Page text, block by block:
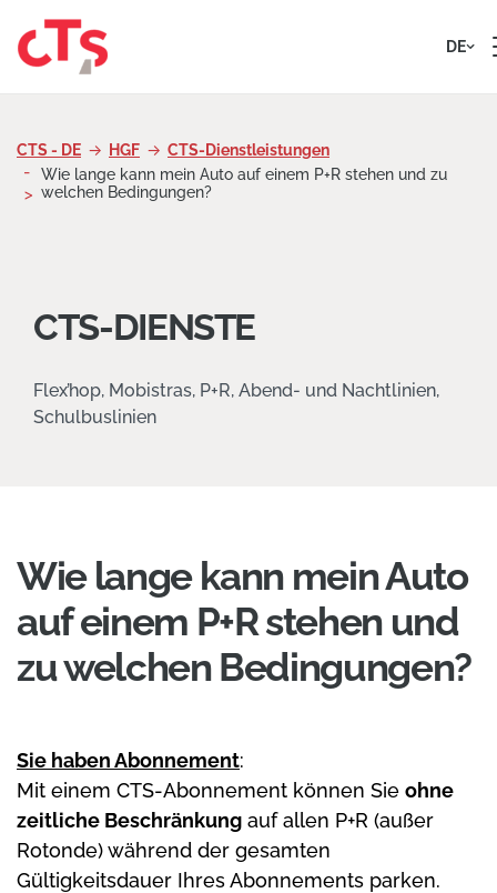
DE
CTS - DE HGF
CTS-Dienstleistungen
Wie lange kann mein Auto auf einem P+R stehen und zu
welchen Bedingungen?
CTS-DIENSTE
Flex’hop, Mobistras, P+R, Abend- und Nachtlinien,
Schulbuslinien
Wie lange kann mein Auto
auf einem P+R stehen und
zu welchen Bedingungen?
Sie haben Abonnement:
Mit einem CTS-Abonnement können Sie ohne
zeitliche Beschränkung auf allen P+R (außer
Rotonde) während der gesamten
Gültigkeitsdauer Ihres Abonnements parken.